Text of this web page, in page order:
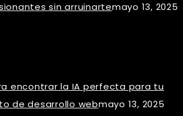
sin arruinartemayo 13, 2025
encontrar la IA perfecta para tu
de desarrollo webmayo 13, 2025